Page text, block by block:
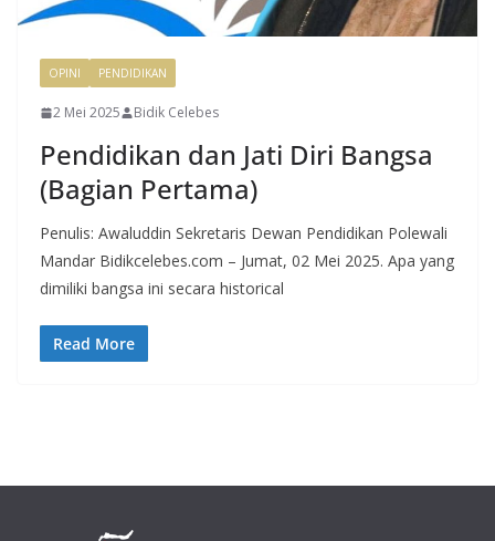
OPINI PENDIDIKAN
2 Mei 2025 Bidik Celebes
Pendidikan dan Jati Diri Bangsa
(Bagian Pertama)
Penulis: Awaluddin Sekretaris Dewan Pendidikan Polewali
Mandar Bidikcelebes.com – Jumat, 02 Mei 2025. Apa yang
dimiliki bangsa ini secara historical
Read More